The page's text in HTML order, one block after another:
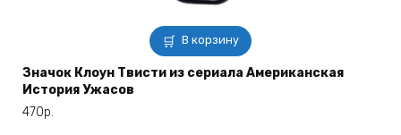
В корзину
Значок Клоун Твисти из сериала Американская
История Ужасов
470р.